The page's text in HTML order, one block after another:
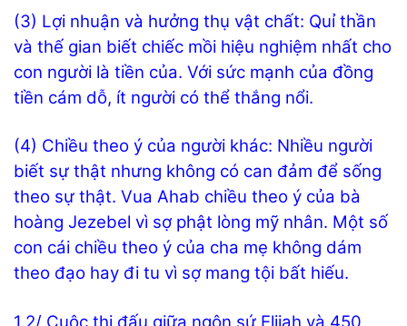
(3) Lợi nhuận và hưởng thụ vật chất: Quỉ thần
và thế gian biết chiếc mồi hiệu nghiệm nhất cho
con người là tiền của. Với sức mạnh của đồng
tiền cám dỗ, ít người có thể thắng nổi.
(4) Chiều theo ý của người khác: Nhiều người
biết sự thật nhưng không có can đảm để sống
theo sự thật. Vua Ahab chiều theo ý của bà
hoàng Jezebel vì sợ phật lòng mỹ nhân. Một số
con cái chiều theo ý của cha mẹ không dám
theo đạo hay đi tu vì sợ mang tội bất hiếu.
1.2/ Cuộc thi đấu giữa ngôn sứ Elijah và 450